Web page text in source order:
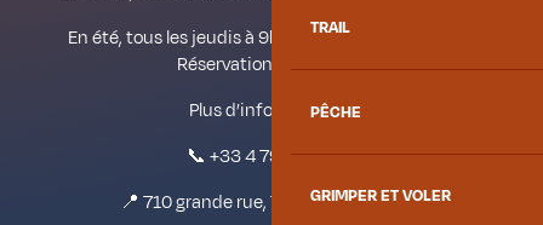
TRAIL
PÊCHE
GRIMPER ET VOLER
En été, tous les jeudis à 9h. Adulte : 5€, enfant : 2€.
Réservation obligatoire.
Plus d’informations :
📞 +33 4 79 56 00 90
📍 710 grande rue, 73130 La Chambre